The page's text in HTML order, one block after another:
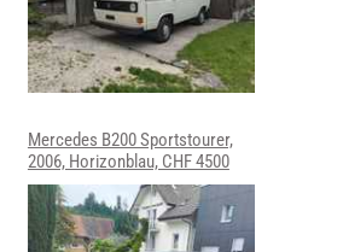
Mercedes B200 Sportstourer,
2006, Horizonblau, CHF 4500